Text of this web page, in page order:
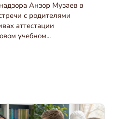
Анзор Музаев в
с родителями
аттестации
учебном...